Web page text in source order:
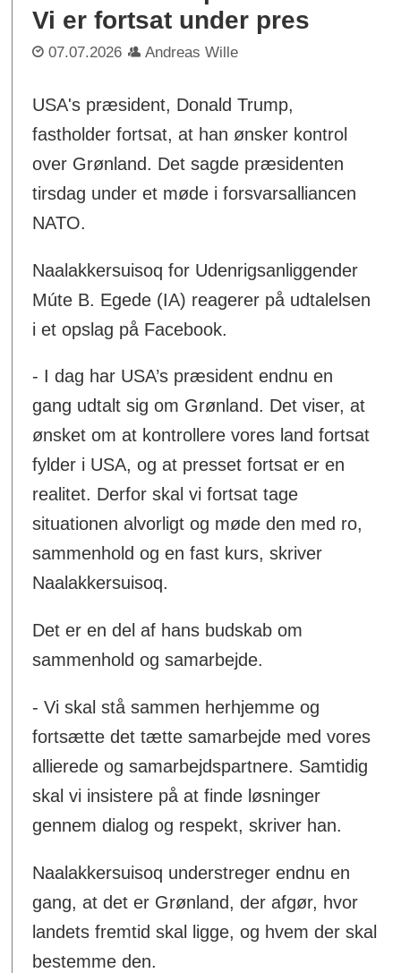
Vi er fortsat under pres
07.07.2026 Andreas Wille
USA's præsident, Donald Trump,
fastholder fortsat, at han ønsker kontrol
over Grønland. Det sagde præsidenten
tirsdag under et møde i forsvarsalliancen
NATO.
Naalakkersuisoq for Udenrigsanliggender
Múte B. Egede (IA) reagerer på udtalelsen
i et opslag på Facebook.
- I dag har USA’s præsident endnu en
gang udtalt sig om Grønland. Det viser, at
ønsket om at kontrollere vores land fortsat
fylder i USA, og at presset fortsat er en
realitet. Derfor skal vi fortsat tage
situationen alvorligt og møde den med ro,
sammenhold og en fast kurs, skriver
Naalakkersuisoq.
Det er en del af hans budskab om
sammenhold og samarbejde.
- Vi skal stå sammen herhjemme og
fortsætte det tætte samarbejde med vores
allierede og samarbejdspartnere. Samtidig
skal vi insistere på at finde løsninger
gennem dialog og respekt, skriver han.
Naalakkersuisoq understreger endnu en
gang, at det er Grønland, der afgør, hvor
landets fremtid skal ligge, og hvem der skal
bestemme den.